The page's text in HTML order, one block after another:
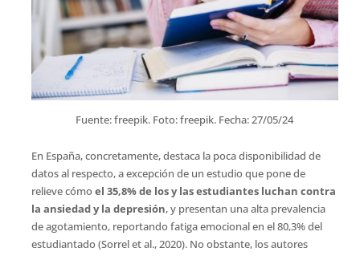
Fuente: freepik. Foto: freepik. Fecha: 27/05/24
En España, concretamente, destaca la poca disponibilidad de
datos al respecto, a excepción de un estudio que pone de
relieve cómoel 35,8% de los y las estudiantes luchan contra
la ansiedad y la depresión, y presentan una alta prevalencia
de agotamiento, reportando fatiga emocional en el 80,3% del
estudiantado (Sorrel et al., 2020). No obstante, los autores